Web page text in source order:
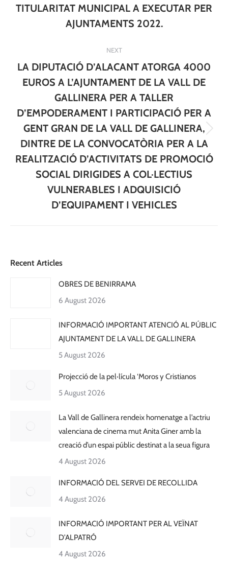
TITULARITAT MUNICIPAL A EXECUTAR PER
AJUNTAMENTS 2022.
NEXT
Next
post:
LA DIPUTACIÓ D’ALACANT ATORGA 4000
EUROS A L’AJUNTAMENT DE LA VALL DE
GALLINERA PER A TALLER
D’EMPODERAMENT I PARTICIPACIÓ PER A
GENT GRAN DE LA VALL DE GALLINERA,
DINTRE DE LA CONVOCATÒRIA PER A LA
REALITZACIÓ D’ACTIVITATS DE PROMOCIÓ
SOCIAL DIRIGIDES A COL·LECTIUS
VULNERABLES I ADQUISICIÓ
D’EQUIPAMENT I VEHICLES
Recent Articles
OBRES DE BENIRRAMA
6 August 2026
INFORMACIÓ IMPORTANT ATENCIÓ AL PÚBLIC
AJUNTAMENT DE LA VALL DE GALLINERA
5 August 2026
Projecció de la pel·lícula ‘Moros y Cristianos
5 August 2026
La Vall de Gallinera rendeix homenatge a l’actriu
valenciana de cinema mut Anita Giner amb la
creació d’un espai públic destinat a la seua figura
4 August 2026
INFORMACIÓ DEL SERVEI DE RECOLLIDA
4 August 2026
INFORMACIÓ IMPORTANT PER AL VEÏNAT
D’ALPATRÓ
4 August 2026